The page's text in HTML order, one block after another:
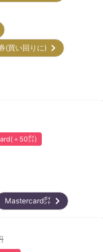
(買い回りに)
＋50㌽)
Mastercard㌽